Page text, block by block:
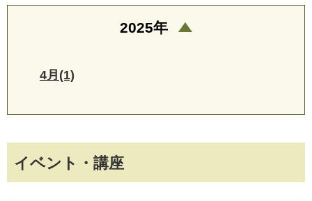
イベント・講座
2025年
4月(1)